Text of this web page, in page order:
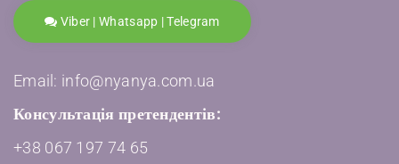
Viber | Whatsapp | Telegram
Email: info@nyanya.com.ua
Консультація претендентів:
+38 067 197 74 65